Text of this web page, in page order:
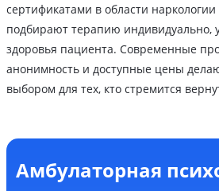
сертификатами в области
подбирают терапию индивидуально,
здоровья пациента. Современные
анонимность и доступные цены
выбором для тех, кто стремится
Амбулаторная